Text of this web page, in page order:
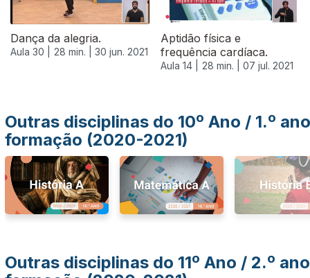
Dança da alegria.
Aula 30 | 28 min. | 30 jun. 2021
Aptidão física e
frequência cardíaca.
Aula 14 | 28 min. | 07 jul. 2021
Outras disciplinas do 10º Ano / 1.º ano
formação (2020-2021)
Outras disciplinas do 11º Ano / 2.º ano